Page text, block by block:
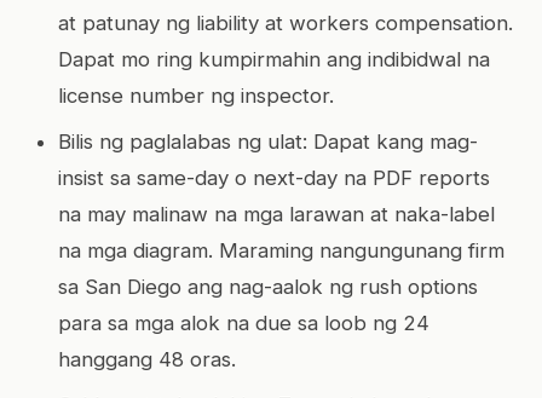
at patunay ng liability at workers compensation.
Dapat mo ring kumpirmahin ang indibidwal na
license number ng inspector.
Bilis ng paglalabas ng ulat: Dapat kang mag-
insist sa same-day o next-day na PDF reports
na may malinaw na mga larawan at naka-label
na mga diagram. Maraming nangungunang firm
sa San Diego ang nag-aalok ng rush options
para sa mga alok na due sa loob ng 24
hanggang 48 oras.